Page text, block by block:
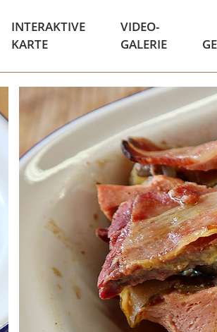
INTERAKTIVE
KARTE
VIDEO-
GALERIE